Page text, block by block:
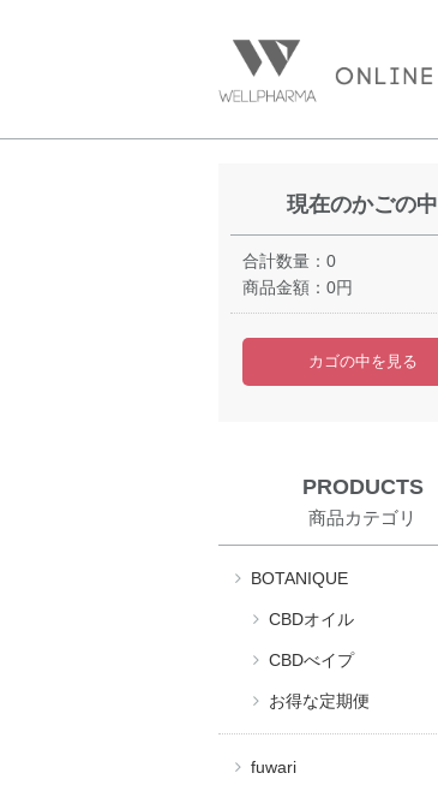
現在のかごの中
合計数量： 0
商品金額： 0円
カゴの中を見る
PRODUCTS
商品カテゴリ
BOTANIQUE
CBDオイル
CBDべイプ
お得な定期便
fuwari